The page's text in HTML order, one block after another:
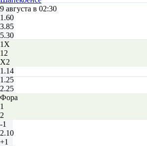
9 августа в 02:30
1.60
3.85
5.30
1X
12
X2
1.14
1.25
2.25
Фора
1
2
-1
2.10
+1